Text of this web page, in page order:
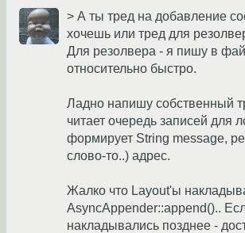
> А ты тред на добавление
хочешь или тред для
Для резолвера - я пишу в
относительно быстро.
Ладно напишу собственный
читает очередь записей для
формирует String message,
слово-то..) адрес.
Жалко что Layout'ы
AsyncAppender::append()..
накладывались позднее -